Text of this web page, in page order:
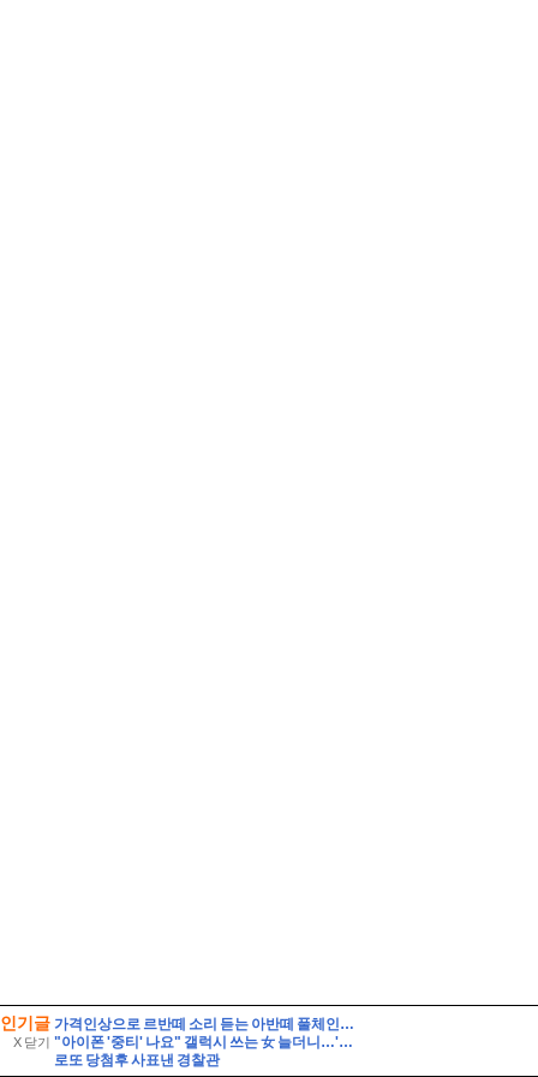
인기글
X 닫기
가격인상으로 르반떼 소리 듣는 아반떼 풀체인지 사전예약 결과는 반전이었다
"아이폰 '중티' 나요" 갤럭시 쓰는 女 늘더니…'놀라운 결과'
로또 당첨후 사표낸 경찰관